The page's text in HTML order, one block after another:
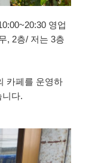
영업
, 2층/ 저는 3층
카페를 운영하
다.